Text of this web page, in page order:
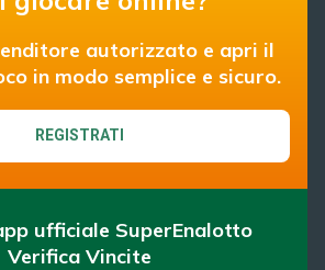
autorizzato e apri il
in modo semplice e sicuro.
REGISTRATI
ufficiale SuperEnalotto
Verifica Vincite